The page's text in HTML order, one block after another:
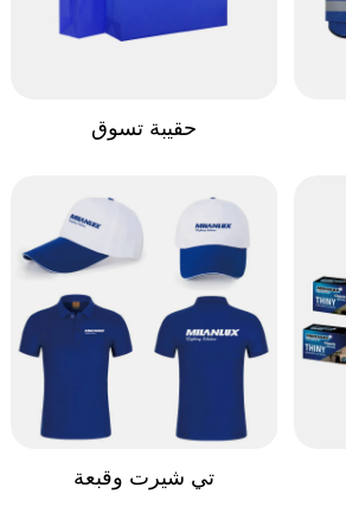
حقيبة تسوق
تي شيرت وقبعة